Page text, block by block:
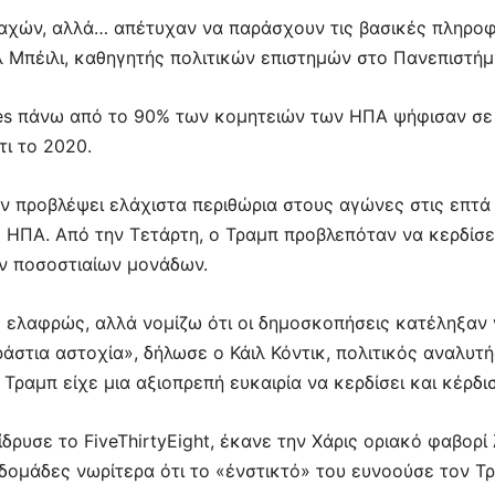
αλλά… απέτυχαν να παράσχουν τις βασικές
καθηγητής πολιτικών επιστημών στο
πάνω από το 90% των κομητειών των ΗΠΑ ψήφισαν σε
το 2020.
προβλέψει ελάχιστα περιθώρια στους αγώνες στις επτά
Από την Τετάρτη, ο Τραμπ προβλεπόταν να
ποσοστιαίων μονάδων.
αλλά νομίζω ότι οι δημοσκοπήσεις
αστοχία», δήλωσε ο Κάιλ Κόντικ, πολιτικός
είχε μια αξιοπρεπή ευκαιρία να κερδίσει και
το FiveThirtyEight, έκανε την Χάρις οριακό φαβορί
νωρίτερα ότι το «ένστικτό» του ευνοούσε τον